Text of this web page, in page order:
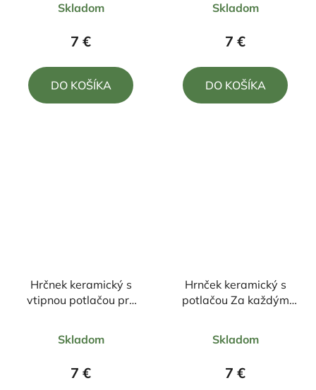
330mlhodnotenie
produktu
z
Skladom
7 €
DO KOŠÍKA
hodnotenie
produktu
z
Skladom
7 €
DO KOŠÍKA
Hrčnek keramický s
vtipnou potlačou pre
hodnotenie
produktu
Skladom
7 €
Hrnček keramický s
potlačou Za každým
hodnotenie
produktu
Skladom
7 €